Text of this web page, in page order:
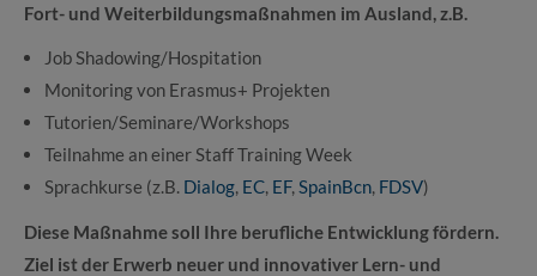
Fort- und Weiterbildungsmaßnahmen im Ausland, z.B.
Job Shadowing/Hospitation
Monitoring von Erasmus+ Projekten
Tutorien/Seminare/Workshops
Teilnahme an einer Staff Training Week
Sprachkurse (z.B. Dialog, EC, EF, SpainBcn, FDSV)
Diese Maßnahme soll Ihre berufliche Entwicklung fördern.
Ziel ist der Erwerb neuer und innovativer Lern- und